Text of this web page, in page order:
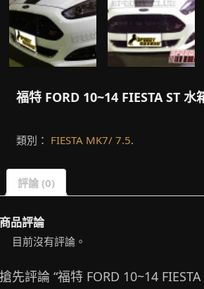
福特 FORD 10~14 FIESTA ST 水
類別： FIESTA MK7/ 7.5.
評論 (0)
品評論
目前沒有評論。
先評論 “福特 FORD 10~14